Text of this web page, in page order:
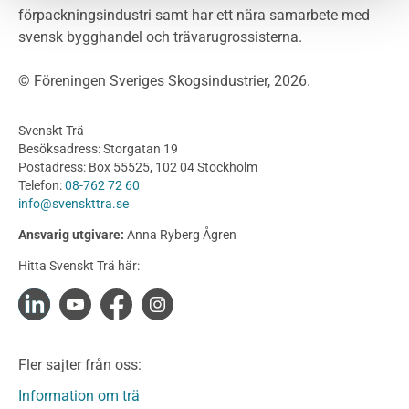
Fasadsystem i skivmaterial
Bullerskärmar och andra utomhuskonstruktioner
Byggnation och utförande
Utförande
Produkter
Konstruktionsvirke
Konstruktionsvirke Behandlat
Konstruktionsvirke Fingerskarvat
Konstruktionsvirke Fingerskarvat Obehandlat
Limträ
Fanerträ
Fanerträ Obehandlat
förpackningsindustri samt har ett nära samarbete med
svensk bygghandel och trävarugrossisterna.
© Föreningen Sveriges Skogsindustrier, 2026.
Svenskt Trä
Besöksadress: Storgatan 19
Postadress: Box 55525, 102 04 Stockholm
Telefon:08-762 72 60
info@svenskttra.se
Ansvarig utgivare: Anna Ryberg Ågren
Hitta Svenskt Trä här:
Fler sajter från oss:
Information om trä